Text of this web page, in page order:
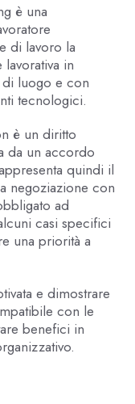
è una
di lavoro la
in
di luogo e con
tecnologici.
è un diritto
da un accordo
quindi il
negoziazione con
ad
casi specifici
una priorità a
e dimostrare
con le
benefici in